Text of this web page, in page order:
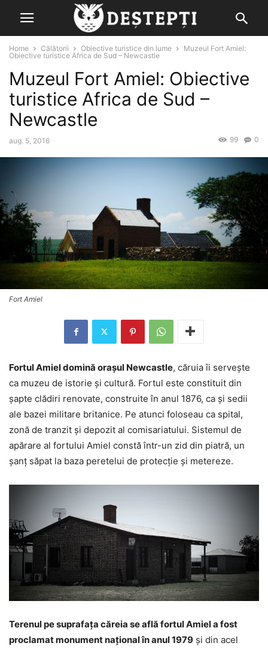
Home Călătorii Obiective turistice din lume
Muzeul Fort Amiel:
Obiective turistice Africa de Sud – Newcastle
Muzeul Fort Amiel: Obiective
turistice Africa de Sud –
Newcastle
aug. 5, 2016 0
99
Fort Amiel
Fortul Amiel domină oraşul Newcastle, căruia îi serveşte
ca muzeu de istorie şi cultură. Fortul este constituit din
şapte clădiri renovate, construite în anul 1876, ca şi sedii
ale bazei militare britanice. Pe atunci foloseau ca spital,
zonă de tranzit şi depozit al comisariatului. Sistemul de
apărare al fortului Amiel constă într-un zid din piatră, un
şanţ săpat la baza peretelui de protecţie şi metereze.
Terenul pe suprafaţa căreia se află fortul Amiel a fost
proclamat monument naţional în anul 1979 şi din acel